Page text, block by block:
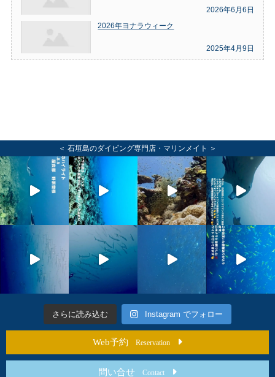
2026年6月6日
2026年ヨナラウィーク
2025年4月9日
＜ 石垣島のダイビング専門店・マリンメイト ＞
さらに読み込む Instagram でフォロー
Web予約 Reservation
問い合せ Contact